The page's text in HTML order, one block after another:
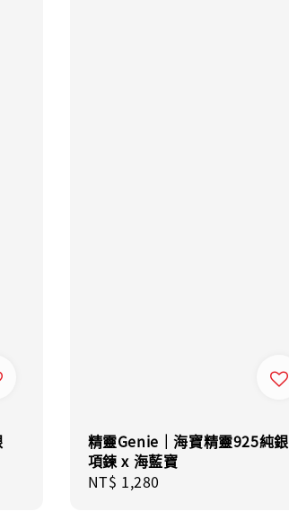
精靈Genie｜海寶精靈925純銀
項鍊 x 海藍寶
Regular
NT$ 1,280